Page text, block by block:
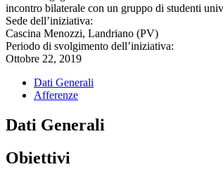
incontro bilaterale con un gruppo di studenti
Sede dell’iniziativa:
Cascina Menozzi, Landriano (PV)
Periodo di svolgimento dell’iniziativa:
Ottobre 22, 2019
Dati Generali
Afferenze
Dati Generali
Obiettivi